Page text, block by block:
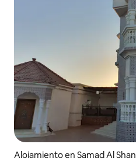
Alojamiento en Samad Al Shan